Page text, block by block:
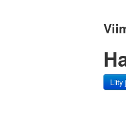
Liity